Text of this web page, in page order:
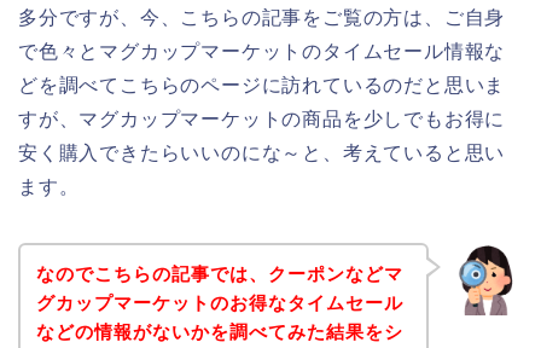
多分ですが、今、こちらの記事をご覧の方は、ご自身
で色々とマグカップマーケットのタイムセール情報な
どを調べてこちらのページに訪れているのだと思いま
すが、マグカップマーケットの商品を少しでもお得に
安く購入できたらいいのにな～と、考えていると思い
ます。
なのでこちらの記事では、クーポンなどマ
グカップマーケットのお得なタイムセール
などの情報がないかを調べてみた結果をシ